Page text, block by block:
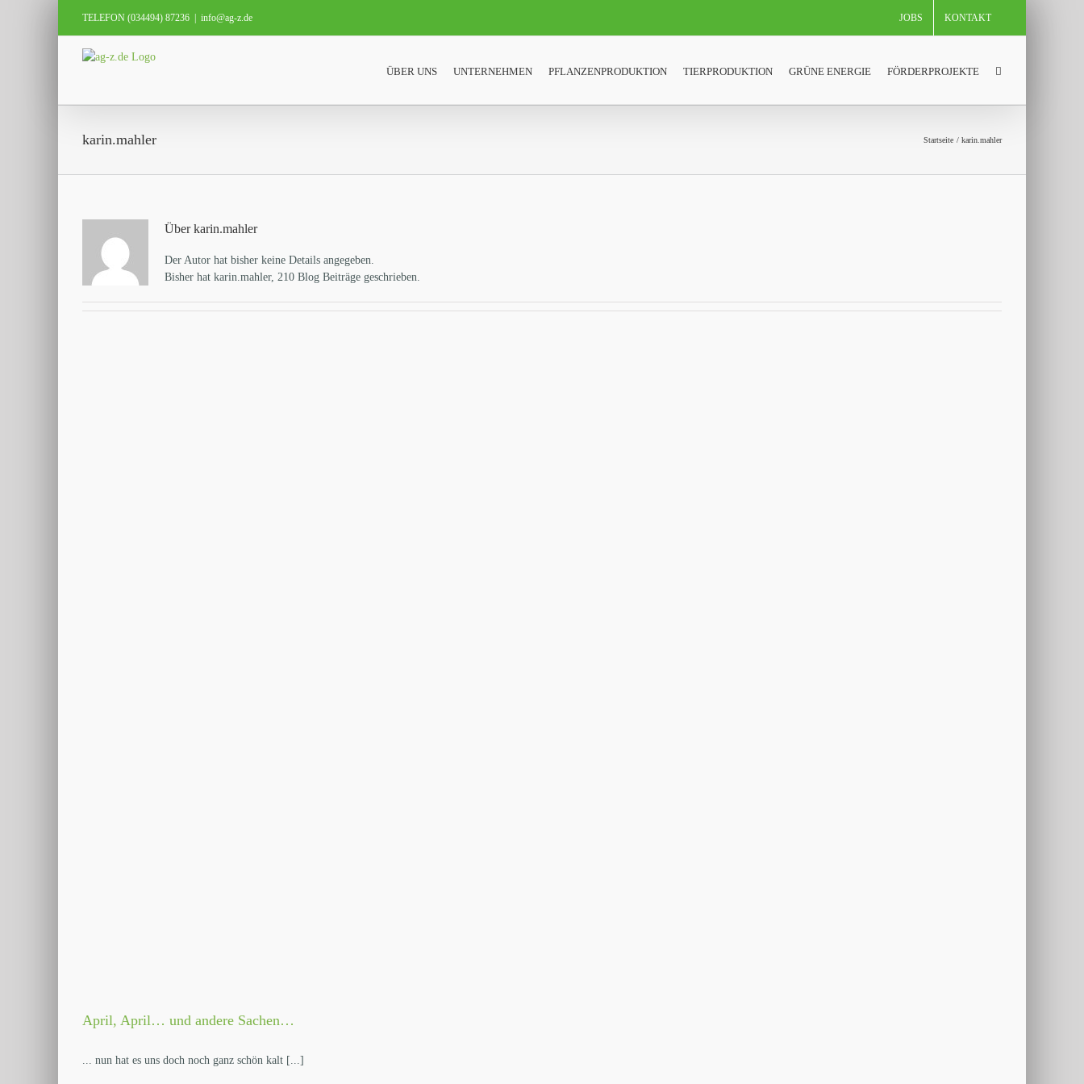
TELEFON (034494) 87236 info@ag-z.de JOBS KONTAKT
ÜBER UNS UNTERNEHMEN PFLANZENPRODUKTION TIERPRODUKTION GRÜNE ENERGIE FÖRDERPROJEKTE
karin.mahler Startseite karin.mahler
Überkarin.mahler
Der Autor hat bisher keine Details angegeben.
Bisher hat karin.mahler, 210 Blog Beiträge geschrieben.
April, April… und andere Sachen…
... nun hat es uns doch noch ganz schön kalt [...]